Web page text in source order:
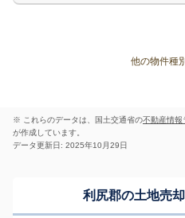
他の物件種
※ これらのデータは、国土交通省の不動産情報
が作成しています。
データ更新日: 2025年10月29日
利尻郡の土地売